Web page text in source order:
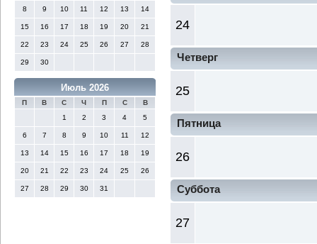
8 9 10 11 12 13 14
15 16 17 18 19 20 21
22 23 24 25 26 27 28
29 30
Июль 2026
П В С Ч П С
В
1
2 3 4 5
6 7 8 9 10 11 12
13 14 15 16 17 18 19
20 21 22 23 24 25 26
27 28 29 30 31
24
Четверг
25
Пятница
26
Суббота
27